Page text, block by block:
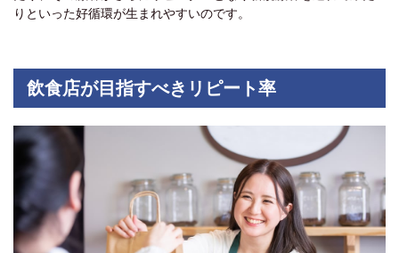
りといった好循環が生まれやすいのです。
飲食店が目指すべきリピート率